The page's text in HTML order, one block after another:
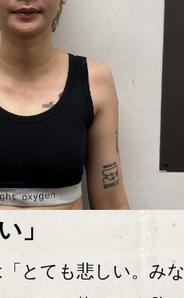
」
とても悲しい。み